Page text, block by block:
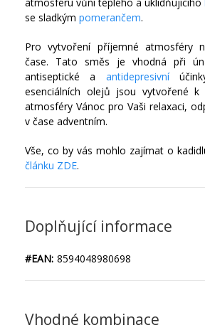
se sladkým pomerančem.
Pro vytvoření příjemné atmosféry
čase. Tato směs je vhodná při
antiseptické a antidepresivní
esenciálních olejů jsou vytvořené k
atmosféry Vánoc pro Vaši relaxaci,
v čase adventním.
Vše, co by vás mohlo zajímat o
článku ZDE.
Doplňující informace
#EAN: 8594048980698
Vhodné kombinace